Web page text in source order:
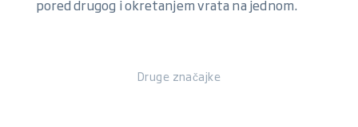
pored drugog i okretanjem vrata na jednom.
Druge značajke